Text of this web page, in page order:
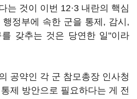
는 것이 이번 12·3 내란의 핵심
정부에 속한 군을 통제, 감시,
갖추는 것은 당연한 일"이라
공약인 각 군 참모총장 인사청
제 방안으로 필요하다는 게 전